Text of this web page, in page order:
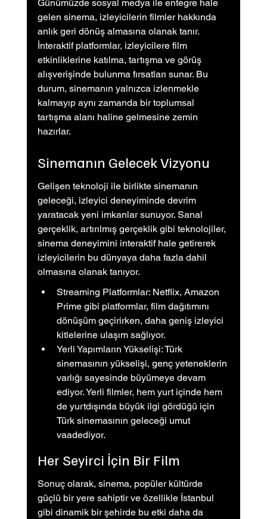
Günümüzde sosyal medya ile entegre hale
gelen sinema, izleyicilerin filmler hakkında
anlık geri dönüş almasına olanak tanır.
İnteraktif platformlar, izleyicilere film
etkinliklerine katılma, tartışma ve görüş
alışverişinde bulunma fırsatları sunar. Bu
durum, sinemanın yalnızca izlenmekle
kalmayıp aynı zamanda bir toplumsal
tartışma alanı haline gelmesine zemin
hazırlar.
Sinemanın Gelecek Vizyonu
Gelişen teknoloji ile birlikte sinemanın
geleceği, izleyici deneyiminde devrim
yaratacak yeni imkanlar sunuyor. Sanal
gerçeklik, artırılmış gerçeklik gibi teknolojiler,
sinema deneyimini interaktif hale getirerek
izleyicilerin bu dünyaya daha fazla dahil
olmasına olanak tanıyor.
Streaming Platformlar: Netflix, Amazon
Prime gibi platformlar, film dağıtımını
dönüşüm geçirirken, daha geniş izleyici
kitlelerine ulaşım sağlıyor.
Yerli Yapımların Yükselişi: Türk
sinemasının yükselişi, genç yeteneklerin
varlığı sayesinde büyümeye devam
ediyor. Yerli filmler, hem yurt içinde hem
de yurtdışında büyük ilgi gördüğü için
Türk sinemasının geleceği umut
vaadediyor.
Her Seyirci İçin Bir Film
Sonuç olarak, sinema, popüler kültürde
güçlü bir yere sahiptir ve özellikle İstanbul
gibi dinamik bir şehirde bu etki daha da